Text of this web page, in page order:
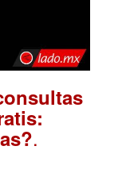
.